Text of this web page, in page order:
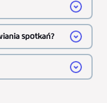
spotkań?